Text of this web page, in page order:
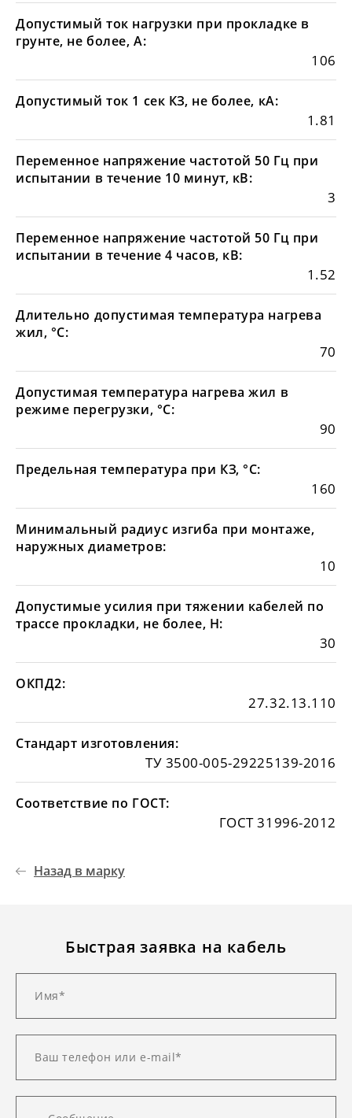
Допустимый ток нагрузки при прокладке в
грунте, не более, А:
106
Допустимый ток 1 сек КЗ, не более, кА:
1.81
Переменное напряжение частотой 50 Гц при
испытании в течение 10 минут, кВ:
3
Переменное напряжение частотой 50 Гц при
испытании в течение 4 часов, кВ:
1.52
Длительно допустимая температура нагрева
жил, °С:
70
Допустимая температура нагрева жил в
режиме перегрузки, °С:
90
Предельная температура при КЗ, °С:
160
Минимальный радиус изгиба при монтаже,
наружных диаметров:
10
Допустимые усилия при тяжении кабелей по
трассе прокладки, не более, Н:
30
ОКПД2:
27.32.13.110
Стандарт изготовления:
ТУ 3500-005-29225139-2016
Соответствие по ГОСТ:
ГОСТ 31996-2012
Назад в марку
Быстрая заявка на кабель